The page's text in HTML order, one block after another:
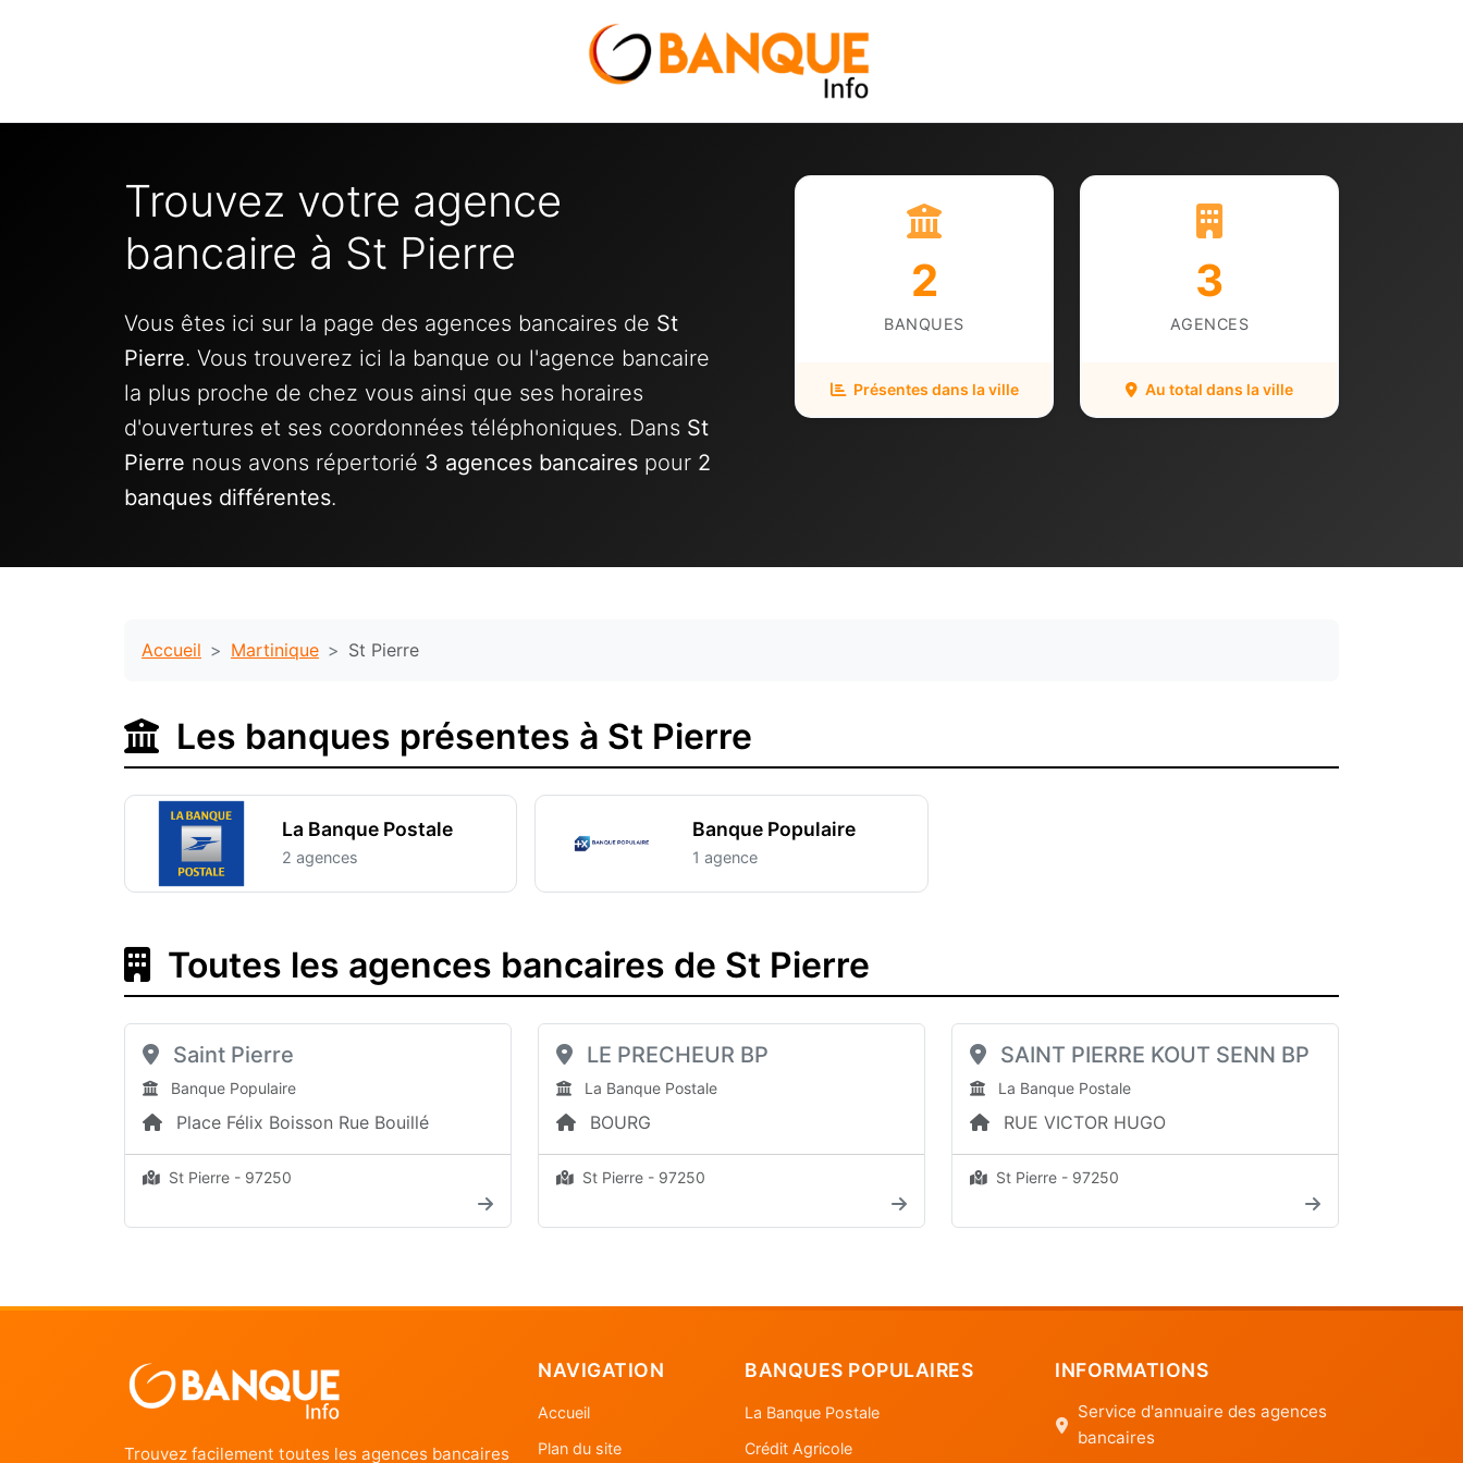
Trouvez votre agence
bancaire à St Pierre
Vous êtes ici sur la page des agences bancaires de St
Pierre. Vous trouverez ici la banque ou l'agence bancaire
la plus proche de chez vous ainsi que ses horaires
d'ouvertures et ses coordonnées téléphoniques. Dans St
Pierre nous avons répertorié 3 agences bancaires pour 2
banques différentes.
2
BANQUES
Présentes dans la ville
3
AGENCES
Au total dans la ville
Accueil Martinique St Pierre
Les banques présentes à St Pierre
La Banque Postale
2 agences
Banque Populaire
1 agence
Toutes les agences bancaires de St Pierre
Saint Pierre
Banque Populaire
Place Félix Boisson Rue Bouillé
St Pierre - 97250
LE PRECHEUR BP
La Banque Postale
BOURG
St Pierre - 97250
SAINT PIERRE KOUT SENN BP
La Banque Postale
RUE VICTOR HUGO
St Pierre - 97250
Trouvez facilement toutes les agences bancaires
NAVIGATION
Accueil
Plan du site
BANQUES POPULAIRES
La Banque Postale
Crédit Agricole
INFORMATIONS
Service d'annuaire des agences
bancaires